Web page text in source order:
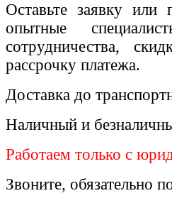
Оставьте заявку или
опытные
сотрудничества,
рассрочку платежа.
Доставка до
Наличный и
Работаем только с
Звоните, обязательно